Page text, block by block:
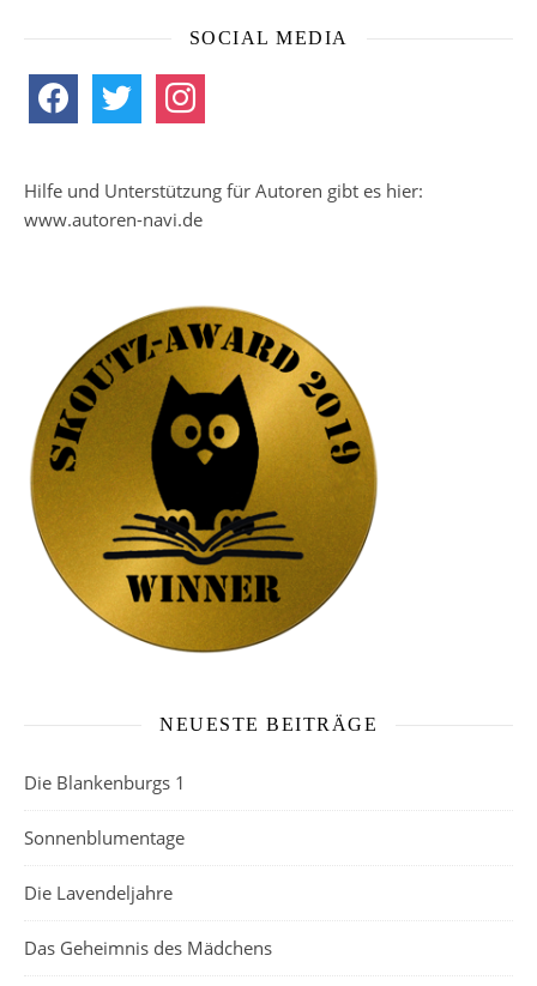
SOCIAL MEDIA
facebook twitter instagram
Hilfe und Unterstützung für Autoren gibt es hier:
www.autoren-navi.de
NEUESTE BEITRÄGE
Die Blankenburgs 1
Sonnenblumentage
Die Lavendeljahre
Das Geheimnis des Mädchens